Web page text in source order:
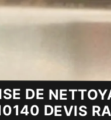
DE
DEVIS